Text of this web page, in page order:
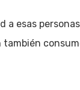
a esas